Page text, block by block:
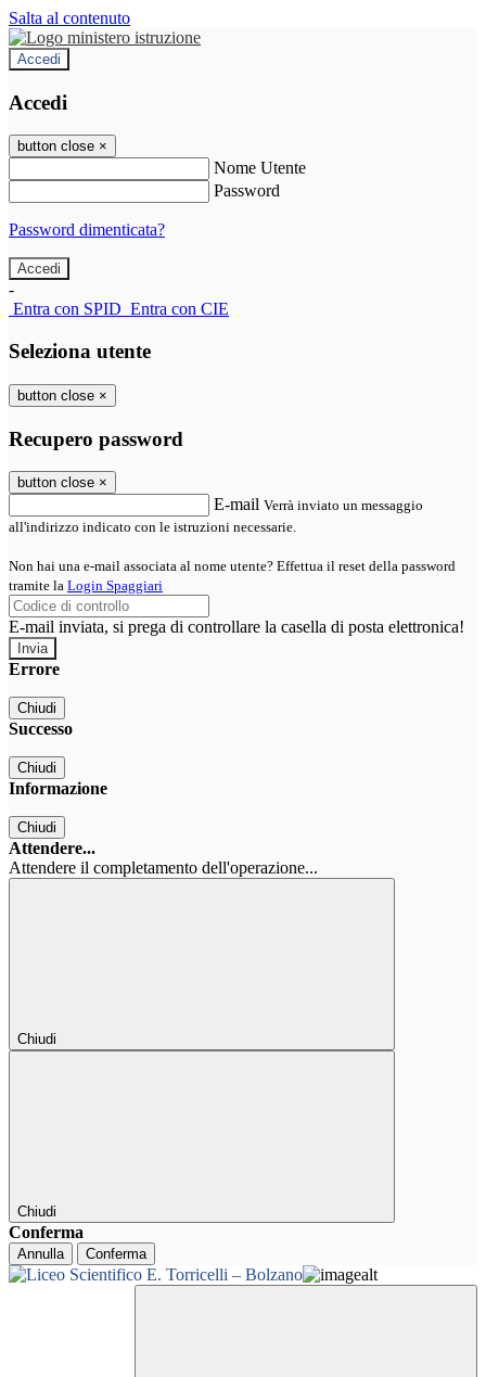
Salta al contenuto
Accedi
Accedi
button close ×
Nome Utente
Password
Password dimenticata?
-
Entra con SPID Entra con CIE
Seleziona utente
button close ×
Recupero password
button close ×
E-mail Verrà inviato un messaggio
all'indirizzo indicato con le istruzioni necessarie.
Non hai una e-mail associata al nome utente? Effettua il reset della password
tramite la Login Spaggiari
E-mail inviata, si prega di controllare la casella di posta elettronica!
Errore
Chiudi
Successo
Chiudi
Informazione
Chiudi
Attendere...
Attendere il completamento dell'operazione...
Chiudi
Chiudi
Conferma
Annulla Conferma